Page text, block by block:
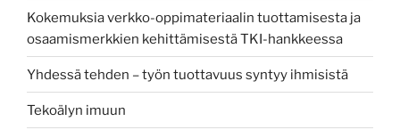
Kokemuksia verkko-oppimateriaalin tuottamisesta ja
osaamismerkkien kehittämisestä TKI-hankkeessa
Yhdessä tehden – työn tuottavuus syntyy ihmisistä
Tekoälyn imuun